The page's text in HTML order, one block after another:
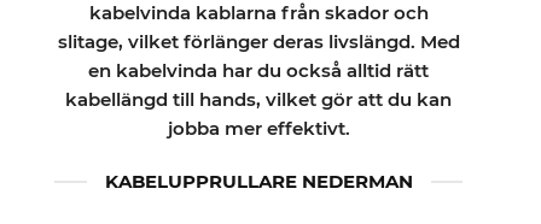
kabelvinda kablarna från skador och
slitage, vilket förlänger deras livslängd. Med
en kabelvinda har du också alltid rätt
kabellängd till hands, vilket gör att du kan
jobba mer effektivt.
KABELUPPRULLARE NEDERMAN